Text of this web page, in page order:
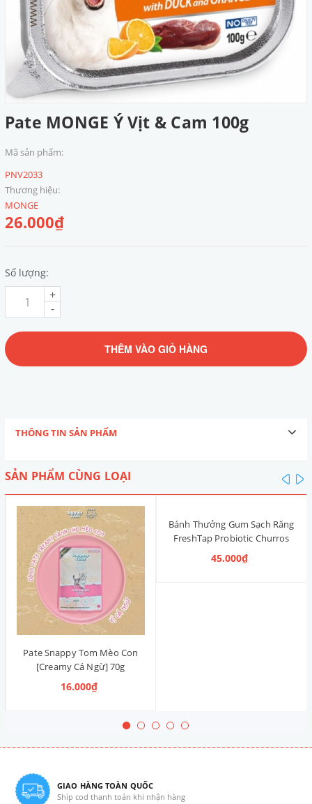
Pate MONGE Ý Vịt & Cam 100g
Mã sản phẩm:
PNV2033
Thương hiệu:
MONGE
26.000₫
Số lượng:
-
+
THÊM VÀO GIỎ HÀNG
THÔNG TIN SẢN PHẨM
SẢN PHẨM CÙNG LOẠI
Pate Snappy Tom Mèo Con
[Creamy Cá Ngừ] 70g
16.000₫
Bánh Thưởng Gum Sạch Răng
FreshTap Probiotic Churros
Hàn Quốc 36g [4 Vị]
45.000₫
GIAO HÀNG TOÀN QUỐC
Ship cod thanh toán khi nhận hàng